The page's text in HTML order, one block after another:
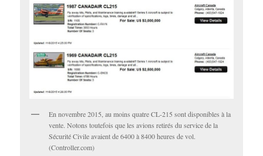
En novembre 2015, au moins quatre CL-215 sont disponibles à la
vente. Notons toutefois que les avions retirés du service de la
Sécurité Civile avaient de 6400 à 8400 heures de vol.
(Controller.com)